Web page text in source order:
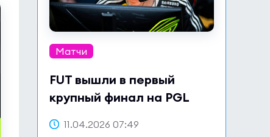
Матчи
FUT вышли в первый
крупный финал на PGL
11.04.2026 07:49